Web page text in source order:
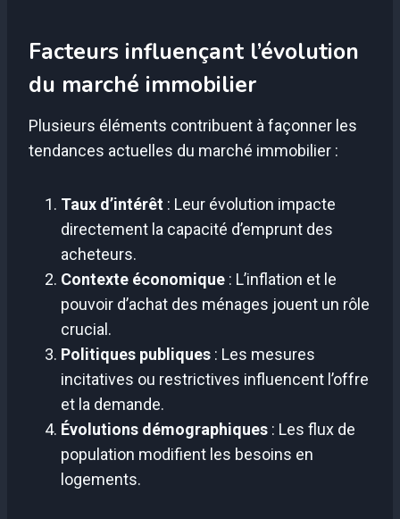
Facteurs influençant l’évolution
du marché immobilier
Plusieurs éléments contribuent à façonner les
tendances actuelles du marché immobilier :
Taux d’intérêt : Leur évolution impacte
directement la capacité d’emprunt des
acheteurs.
Contexte économique : L’inflation et le
pouvoir d’achat des ménages jouent un rôle
crucial.
Politiques publiques : Les mesures
incitatives ou restrictives influencent l’offre
et la demande.
Évolutions démographiques : Les flux de
population modifient les besoins en
logements.